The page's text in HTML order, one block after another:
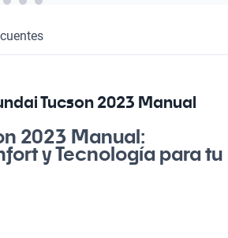
Tucson 2023 Manual
2023 Manual:
y Tecnología para tu
que se adapte tanto a la pega como